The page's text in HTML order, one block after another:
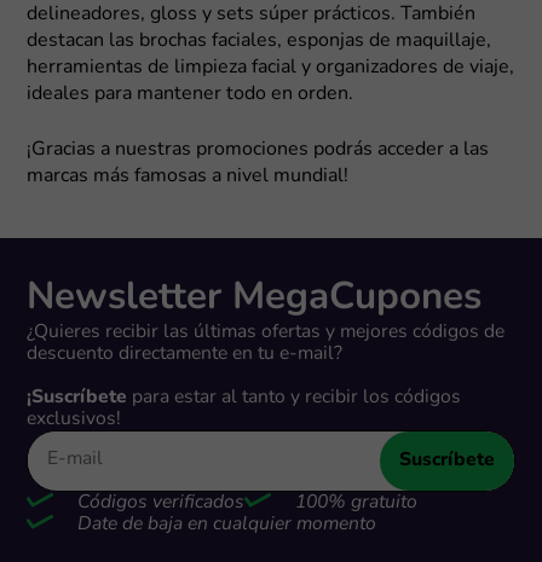
delineadores, gloss y sets súper prácticos. También
destacan las brochas faciales, esponjas de maquillaje,
herramientas de limpieza facial y organizadores de viaje,
ideales para mantener todo en orden.
¡Gracias a nuestras promociones podrás acceder a las
marcas más famosas a nivel mundial!
Newsletter MegaCupones
¿Quieres recibir las últimas ofertas y mejores códigos de
descuento directamente en tu e-mail?
¡Suscríbete para estar al tanto y recibir los códigos
exclusivos!
Suscríbete
Códigos verificados
100% gratuito
Date de baja en cualquier momento